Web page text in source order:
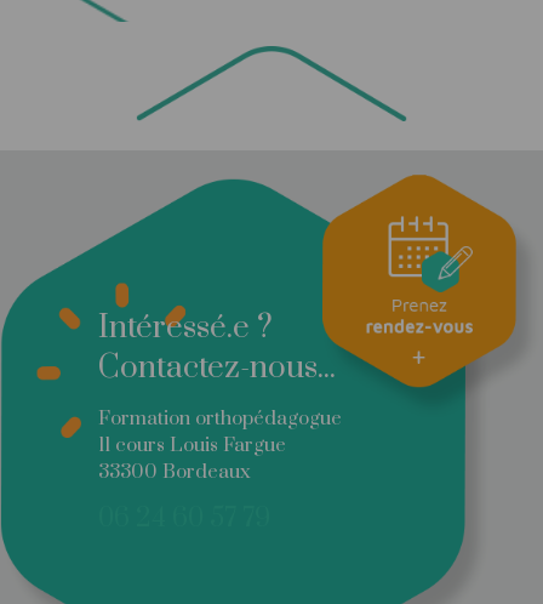
Intéressé.e ?
Contactez-nous...
Formation orthopédagogue
11 cours Louis Fargue
33300 Bordeaux